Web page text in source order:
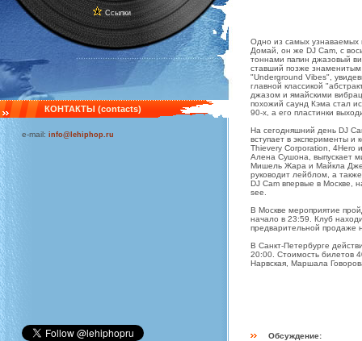
Ссылки
КОНТАКТЫ (contacts)
e-mail: info@lehiphop.ru
Одно из самых узнаваемых
Домай, он же DJ Cam, с
тоннами папин джазовый
ставший позже
"Underground Vibes",
главной классикой
джазом и ямайскими
похожий саунд Кэма стал
90-х, а его пластинки
На сегодняшний день DJ
вступает в эксперименты
Thievery Corporation, 4Hero
Алена Сушона, выпускает
Мишель Жара и Майкла
руководит лейблом, а
DJ Cam впервые в Москве,
see.
В Москве мероприятие
начало в 23:59. Клуб
предварительной продаже
В Санкт-Петербурге
20:00. Стоимость билетов
Нарвская, Маршала
Обсуждение: